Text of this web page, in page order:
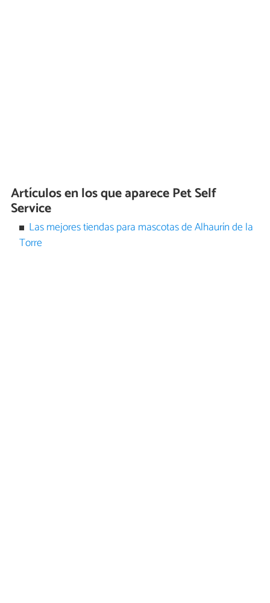
Artículos en los que aparece Pet Self
Service
Las mejores tiendas para mascotas de Alhaurín de la
Torre